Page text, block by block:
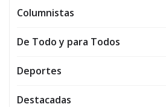
Columnistas
De Todo y para Todos
Deportes
Destacadas